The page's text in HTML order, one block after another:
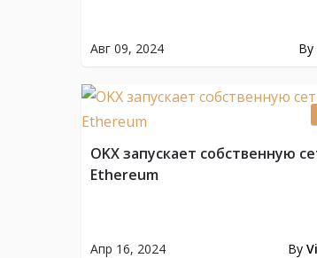
Авг 09, 2024 By
Апр 16, 2024 By
OKX запускает собственную
Ethereum